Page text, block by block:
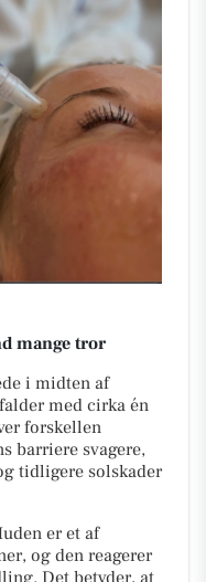
mange tror
i midten af
med cirka én
forskellen
barriere svagere,
tidligere solskader
er et af
og den reagerer